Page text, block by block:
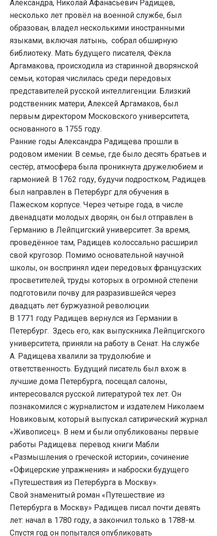
Александра, Николай Афанасьевич Радищев,
несколько лет провёл на военной службе, был
образован, владел несколькими иностранными
языками, включая латынь, собрал обширную
библиотеку. Мать будущего писателя, Фёкла
Аргамакова, происходила из старинной дворянской
семьи, которая числилась среди передовых
представителей русской интеллигенции. Близкий
родственник матери, Алексей Аргамаков, был
первым директором Московского университета,
основанного в 1755 году.
Ранние годы Александра Радищева прошли в
родовом имении. В семье, где было десять братьев и
сестёр, атмосфера была проникнута дружелюбием и
гармонией. В 1762 году, будучи подростком, Радищев
был направлен в Петербург для обучения в
Пажеском корпусе. Через четыре года, в числе
двенадцати молодых дворян, он был отправлен в
Германию в Лейпцигский университет. За время,
проведённое там, Радищев колоссально расширил
свой кругозор. Помимо основательной научной
школы, он воспринял идеи передовых французских
просветителей, труды которых в огромной степени
подготовили почву для разразившейся через
двадцать лет буржуазной революции.
В 1771 году Радищев вернулся из Германии в
Петербург. Здесь его, как выпускника Лейпцигского
университета, приняли на работу в Сенат. На службе
А. Радищева хвалили за трудолюбие и
ответственность. Будущий писатель был вхож в
лучшие дома Петербурга, посещал салоны,
интересовался русской литературой тех лет. Он
познакомился с журналистом и издателем Николаем
Новиковым, который выпускал сатирический журнал
«Живописец». В нем и были опубликованы первые
работы Радищева: перевод книги Мабли
«Размышления о греческой истории», сочинение
«Офицерские упражнения» и наброски будущего
«Путешествия из Петербурга в Москву».
Свой знаменитый роман «Путешествие из
Петербурга в Москву» Радищев писал почти девять
лет: начал в 1780 году, а закончил только в 1788-м.
Спустя год он попытался опубликовать